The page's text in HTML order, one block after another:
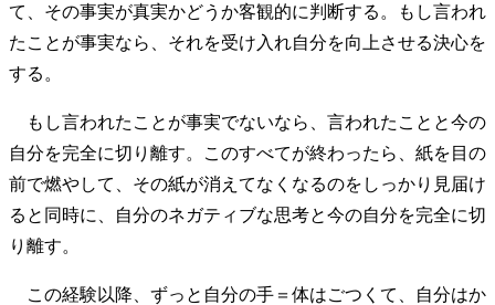
て、その事実が真実かどうか客観的に判断する。もし言われ
たことが事実なら、それを受け入れ自分を向上させる決心を
する。
もし言われたことが事実でないなら、言われたことと今の
自分を完全に切り離す。このすべてが終わったら、紙を目の
前で燃やして、その紙が消えてなくなるのをしっかり見届け
ると同時に、自分のネガティブな思考と今の自分を完全に切
り離す。
この経験以降、ずっと自分の手＝体はごつくて、自分はか